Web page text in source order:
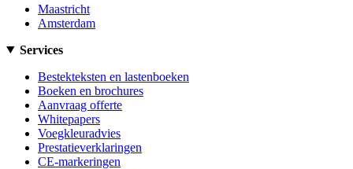
Maastricht
Amsterdam
Services
Bestekteksten en lastenboeken
Boeken en brochures
Aanvraag offerte
Whitepapers
Voegkleuradvies
Prestatieverklaringen
CE-markeringen